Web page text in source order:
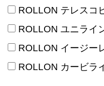
ROLLON テレスコ
ROLLON ユニライ
ROLLON イージー
ROLLON カービラ